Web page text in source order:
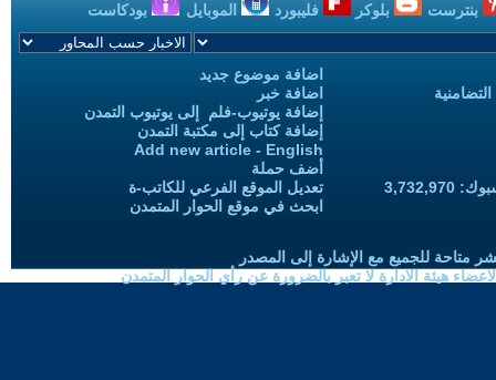
بنترست بلوكر فليبورد الموبايل بودكاست
اضافة موضوع جديد
اضافة خبر
إضافة يوتيوب-فلم إلى يوتيوب التمدن
إضافة كتاب إلى مكتبة التمدن
Add new article - English
أضف حملة
تعديل الموقع الفرعي للكاتب-ة
ابحث في موقع الحوار المتمدن
متاحة للجميع مع الإشارة إلى المصدر
هيئة الادارة لا تعبر بالضرورة عن رأي الحوار المتمدن